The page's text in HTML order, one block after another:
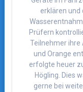
erklären und
Prüfern
Teilnehmer ihre
und Orange
erfolgte heuer
Högling. Dies
gerne bei